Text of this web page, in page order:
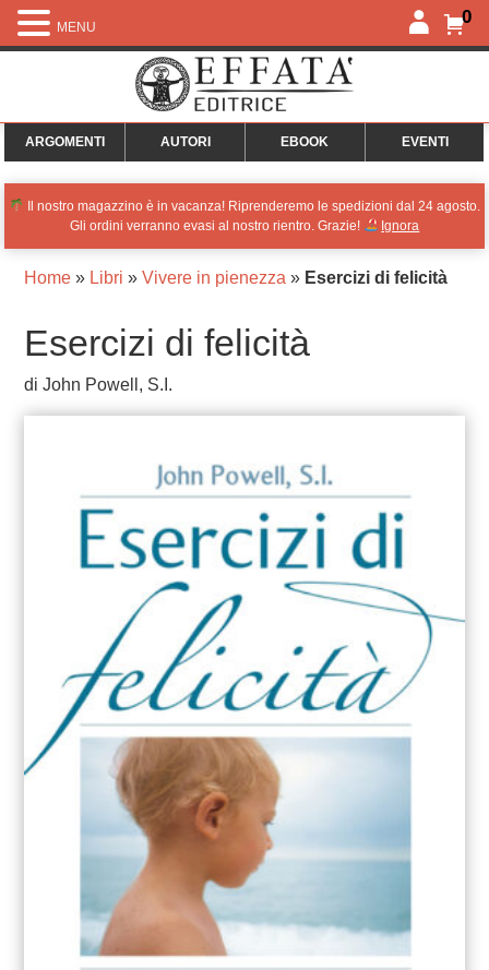
0
ARGOMENTI AUTORI EBOOK EVENTI
Il nostro magazzino è in vacanza! Riprenderemo le spedizioni dal 24 agosto.
Gli ordini verranno evasi al nostro rientro. Grazie!
Ignora
Home» Libri » Vivere in pienezza » Esercizi di felicità
Esercizi di felicità
di John Powell, S.I.
MENU